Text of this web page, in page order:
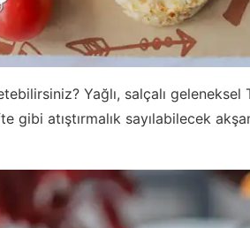
Yağlı, salçalı
gibi atıştırmalık sayılabilecek